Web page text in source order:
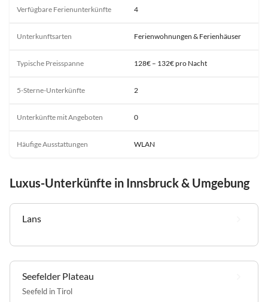
Verfügbare Ferienunterkünfte 4
Unterkunftsarten Ferienwohnungen & Ferienhäuser
Typische Preisspanne 128€ – 132€ pro Nacht
5-Sterne-Unterkünfte 2
Unterkünfte mit Angeboten 0
Häufige Ausstattungen WLAN
Luxus-Unterkünfte in Innsbruck & Umgebung
Lans
Seefelder Plateau
Seefeld in Tirol